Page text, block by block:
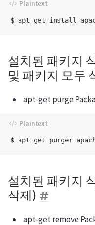
설치된 패키지
및 패키지 모두
apt-get purge
설치된 패키지
삭제)
apt-get remove